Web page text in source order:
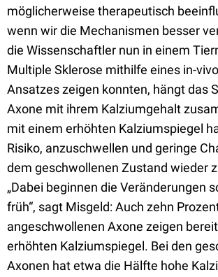
möglicherweise therapeutisch
wenn wir die Mechanismen besser
die Wissenschaftler nun in einem
Multiple Sklerose mithilfe eines in-
Ansatzes zeigen konnten, hängt das
Axone mit ihrem Kalziumgehalt
mit einem erhöhten Kalziumspiegel
Risiko, anzuschwellen und geringe
dem geschwollenen Zustand wieder
„Dabei beginnen die Veränderungen
früh“, sagt Misgeld: Auch zehn
angeschwollenen Axone zeigen
erhöhten Kalziumspiegel. Bei den
Axonen hat etwa die Hälfte hohe